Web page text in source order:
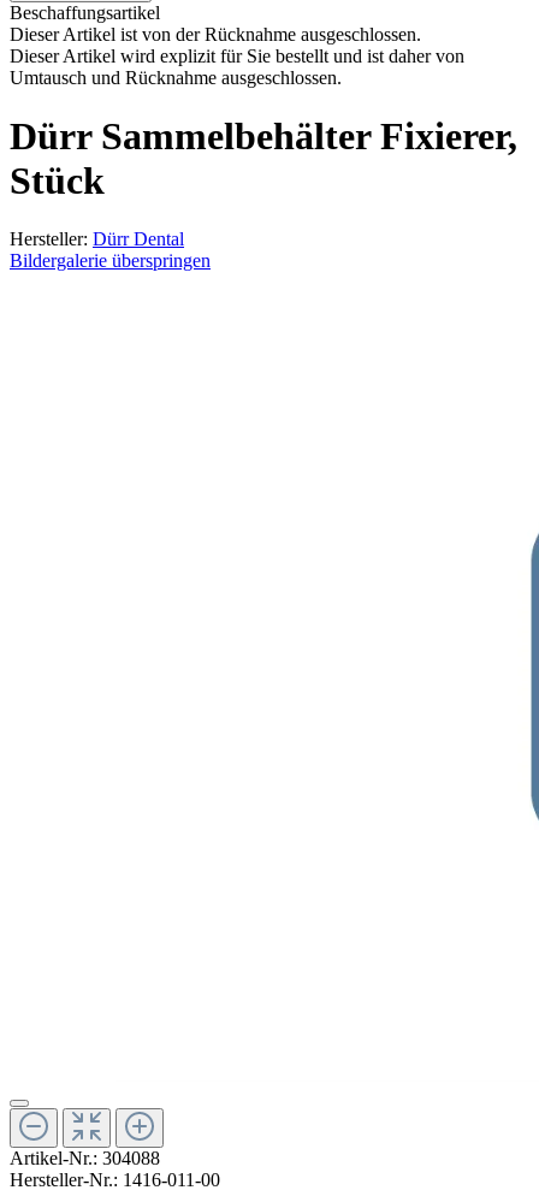
Beschaffungsartikel
Dieser Artikel ist von der Rücknahme ausgeschlossen.
Dieser Artikel wird explizit für Sie bestellt und ist daher von
Umtausch und Rücknahme ausgeschlossen.
Dürr Sammelbehälter Fixierer,
Stück
Hersteller: Dürr Dental
Bildergalerie überspringen
Artikel-Nr.: 304088
Hersteller-Nr.: 1416-011-00